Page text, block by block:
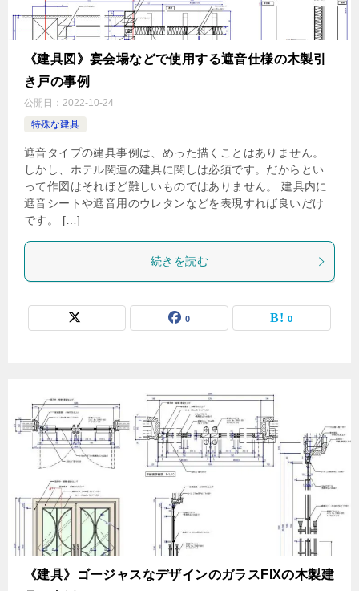
《建具図》宴会場などで使用する遮音仕様の木製引
き戸の事例
公開日： 2022-10-24
特殊な建具
遮音タイプの建具事例は、めった描くことはありません。
しかし、ホテル関連の建具に関しは必須です。だからとい
って作図はそれほど難しいものではありません。 建具内に
遮音シートや遮音用のウレタンなどを表現すれば良いだけ
です。 […]
続きを読む
0 0
《建具》ゴージャスなデザインのガラスFIXの木製建